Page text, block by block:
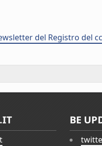
del Registro del
BE